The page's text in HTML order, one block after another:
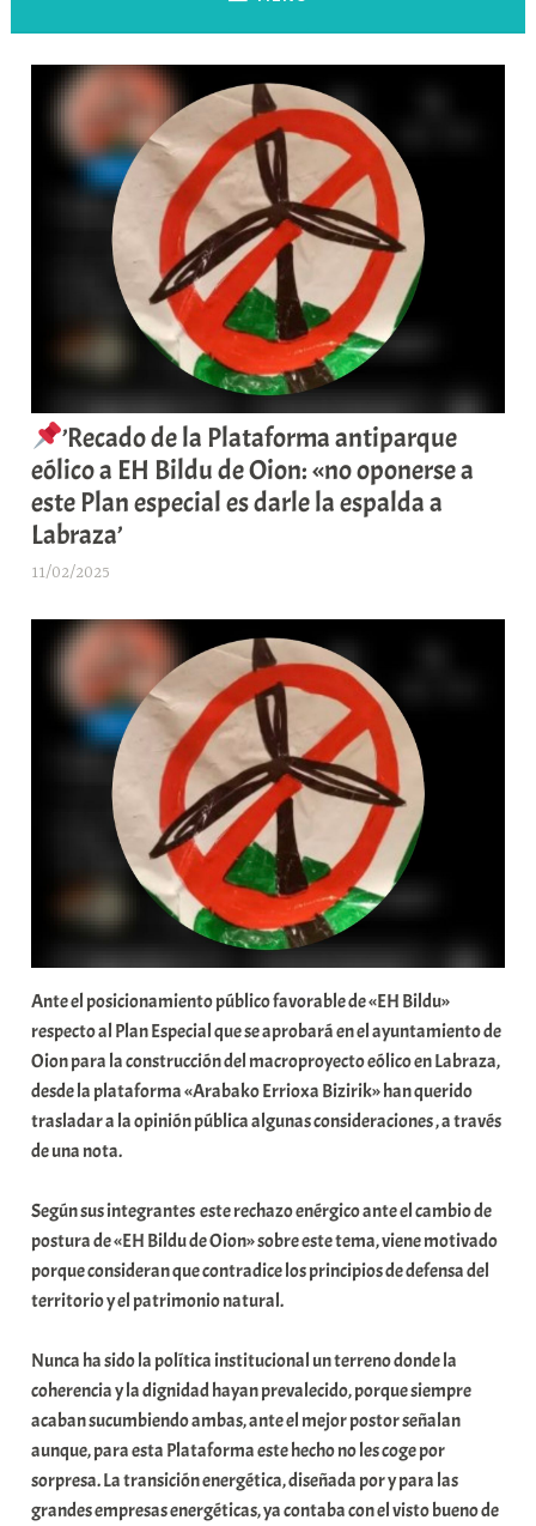
’Recado de la Plataforma antiparque
eólico a EH Bildu de Oion: «no oponerse a
este Plan especial es darle la espalda a
Labraza’
11/02/2025
a
a
r
o
o
m
u
n
i
t
e
a
Ante el posicionamiento público favorable de «EH Bildu»
respecto al Plan Especial que se aprobará en el ayuntamiento de
Oion para la construcción del macroproyecto eólico en Labraza,
desde la plataforma «Arabako Errioxa Bizirik» han querido
trasladar a la opinión pública algunas consideraciones , a través
de una nota.
Según sus integrantes este rechazo enérgico ante el cambio de
postura de «EH Bildu de Oion» sobre este tema, viene motivado
porque consideran que contradice los principios de defensa del
territorio y el patrimonio natural.
Nunca ha sido la política institucional un terreno donde la
coherencia y la dignidad hayan prevalecido, porque siempre
acaban sucumbiendo ambas, ante el mejor postor señalan
aunque, para esta Plataforma este hecho no les coge por
sorpresa. La transición energética, diseñada por y para las
grandes empresas energéticas, ya contaba con el visto bueno de